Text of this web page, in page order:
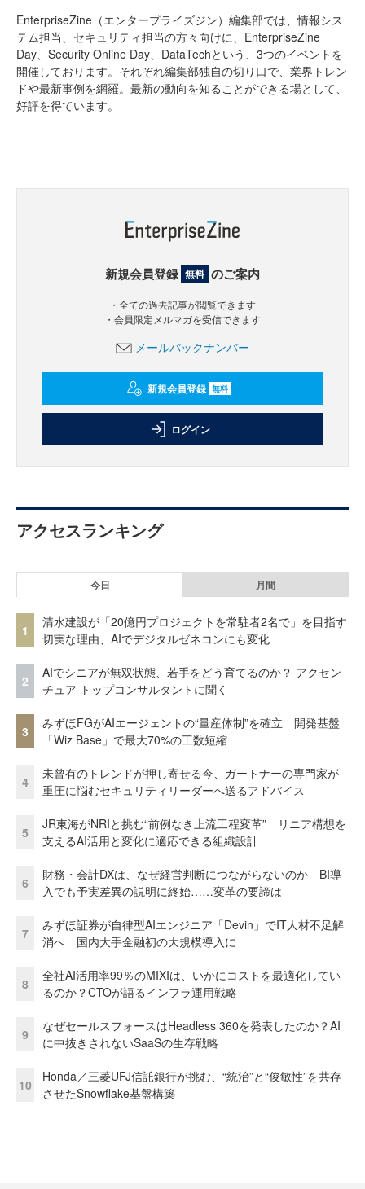
EnterpriseZine（エンタープライズジン）編集部では、情報シス
テム担当、セキュリティ担当の方々向けに、EnterpriseZine
Day、Security Online Day、DataTechという、3つのイベントを
開催しております。それぞれ編集部独自の切り口で、業界トレン
ドや最新事例を網羅。最新の動向を知ることができる場として、
好評を得ています。
新規会員登録 無料 のご案内
・全ての過去記事が閲覧できます
・会員限定メルマガを受信できます
メールバックナンバー
新規会員登録 無料
ログイン
アクセスランキング
今日 月間
1
清水建設が「20億円プロジェクトを常駐者2名で」を目指す
切実な理由、AIでデジタルゼネコンにも変化
2
AIでシニアが無双状態、若手をどう育てるのか？ アクセン
チュア トップコンサルタントに聞く
3
みずほFGがAIエージェントの“量産体制”を確立 開発基盤
「Wiz Base」で最大70%の工数短縮
4
未曾有のトレンドが押し寄せる今、ガートナーの専門家が
重圧に悩むセキュリティリーダーへ送るアドバイス
5
JR東海がNRIと挑む“前例なき上流工程変革” リニア構想を
支えるAI活用と変化に適応できる組織設計
6
財務・会計DXは、なぜ経営判断につながらないのか BI導
入でも予実差異の説明に終始……変革の要諦は
7
みずほ証券が自律型AIエンジニア「Devin」でIT人材不足解
消へ 国内大手金融初の大規模導入に
8
全社AI活用率99％のMIXIは、いかにコストを最適化してい
るのか？CTOが語るインフラ運用戦略
9
なぜセールスフォースはHeadless 360を発表したのか？AI
に中抜きされないSaaSの生存戦略
10
Honda／三菱UFJ信託銀行が挑む、“統治”と“俊敏性”を共存
させたSnowflake基盤構築